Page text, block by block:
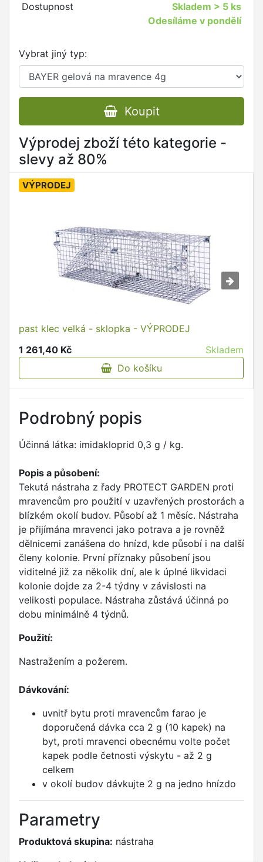
Dostupnost Skladem > 5 ks
Odesíláme v pondělí
Vybrat jiný typ:
Koupit
Výprodej zboží této kategorie -
slevy až 80%
VÝPRODEJ
past klec velká - sklopka - VÝPRODEJ
1 261,40 Kč
Skladem
Do košíku
Podrobný popis
Účinná látka: imidakloprid 0,3 g / kg.
Popis a působení:
Tekutá nástraha z řady PROTECT GARDEN proti
mravencům pro použití v uzavřených prostorách a
blízkém okolí budov. Působí až 1 měsíc. Nástraha
je přijímána mravenci jako potrava a je rovněž
dělnicemi zanášena do hnízd, kde působí i na další
členy kolonie. První příznaky působení jsou
viditelné již za několik dní, ale k úplné likvidaci
kolonie dojde za 2-4 týdny v závislosti na
velikosti populace. Nástraha zůstává účinná po
dobu minimálně 4 týdnů.
Použití:
Nastražením a požerem.
Dávkování:
uvnitř bytu proti mravencům farao je
doporučená dávka cca 2 g (10 kapek) na
byt, proti mravenci obecnému volte počet
kapek podle četnosti výskytu - až 2 g
celkem
v okolí budov dávkujte 2 g na jedno hnízdo
Parametry
Produktová skupina: nástraha